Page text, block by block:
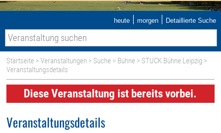
heute | morgen | Detaillierte Suche
Startseite >Veranstaltungen > Suche > Bühne > STUCK Bühne Leipzig >
Veranstaltungsdetails
Diese Veranstaltung ist bereits vorbei.
Veranstaltungsdetails